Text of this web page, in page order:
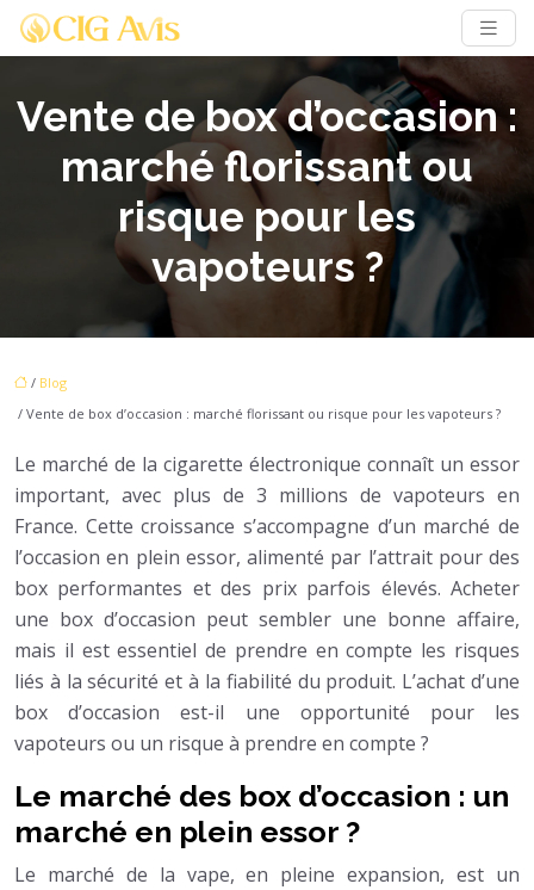
Vente de box d’occasion :
marché florissant ou
risque pour les
vapoteurs ?
/ Blog
/ Vente de box d’occasion : marché florissant ou risque pour les vapoteurs ?
Le marché de la cigarette électronique connaît un essor
important, avec plus de 3 millions de vapoteurs en
France. Cette croissance s’accompagne d’un marché de
l’occasion en plein essor, alimenté par l’attrait pour des
box performantes et des prix parfois élevés. Acheter
une box d’occasion peut sembler une bonne affaire,
mais il est essentiel de prendre en compte les risques
liés à la sécurité et à la fiabilité du produit. L’achat d’une
box d’occasion est-il une opportunité pour les
vapoteurs ou un risque à prendre en compte ?
Le marché des box d’occasion : un
marché en plein essor ?
Le marché de la vape, en pleine expansion, est un